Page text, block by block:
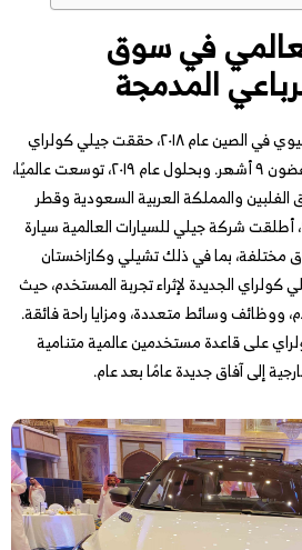
في سوق
المدمجة
بعد إطلاقها لأول مرة باسم بينيوي في الصين عام ٢٠١٨، حققت جيلي كولراي
مبيعات بلغت ١٠٠,٠٠٠ وحدة في غضون ٩ أشهر. وبحلول عام ٢٠١٩، توسعت عالميًا،
والمملكة العربية السعودية وقطر
والكويت وغيرها. في عام ٢٠٢٣، أطلقت شركة جيلي للسيارات العالمية سيارة
مختلفة، بما في ذلك تشيلي وكازاخستان
الجديدة لإثراء تجربة المستخدم، حيث
ووظائف وسائط متعددة، ومزايا راحة فائقة.
على قاعدة مستخدمين عالمية متنامية
إلى آفاق جديدة عامًا بعد عام.